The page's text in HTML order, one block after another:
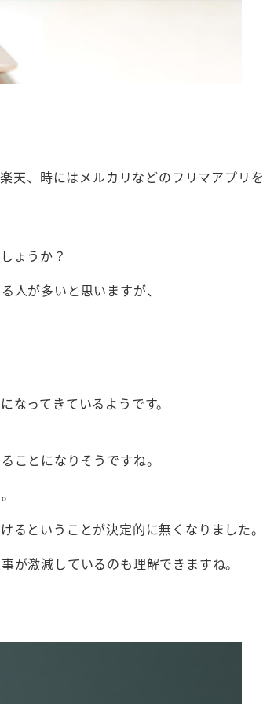
天、時にはメルカリなどのフリマアプリを
ょうか？
人が多いと思いますが、
ってきているようです。
ことになりそうですね。
ということが決定的に無くなりました。
が激減しているのも理解できますね。